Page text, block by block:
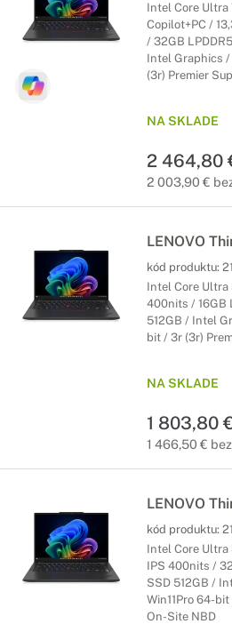
Intel Core
Copilot+PC /
/ 32GB
Intel Graphics /
(3r) Premier
NA SKLADE
2 464,80
2 003,90 €
LENOVO
kód produktu:
Intel Core Ultra
400nits / 16GB
512GB / Intel
bit / 3r (3r)
NA SKLADE
1 803,80
1 466,50 €
LENOVO
kód produktu:
Intel Core Ultra
IPS 400nits /
SSD 512GB /
Win11Pro 64-
On-Site NBD